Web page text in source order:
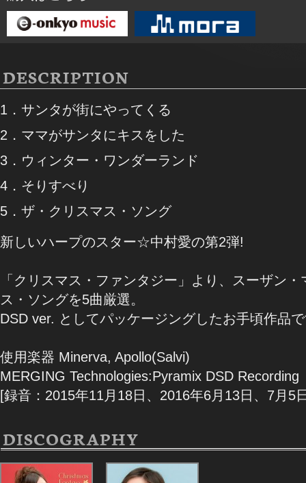
DESCRIPTION
1．サンタが街にやってくる
2．ママがサンタにキスをした
3．ウィンター・ワンダーランド
4．そりすべり
5．ザ・クリスマス・ソング
新しいハープのスター☆中村愛の第2弾!
「クリスマス・ファンタジー」より、スーザン
ス・ソングを5曲厳選。
DSD ver. としてパッケージングしたお手頃作品
使用楽器 Minerva, Apollo(Salvi)
MERGING Technologies:Pyramix DSD Recording
[録音：2015年11月18日、2016年6月13日、7月5
DISCOGRAPHY